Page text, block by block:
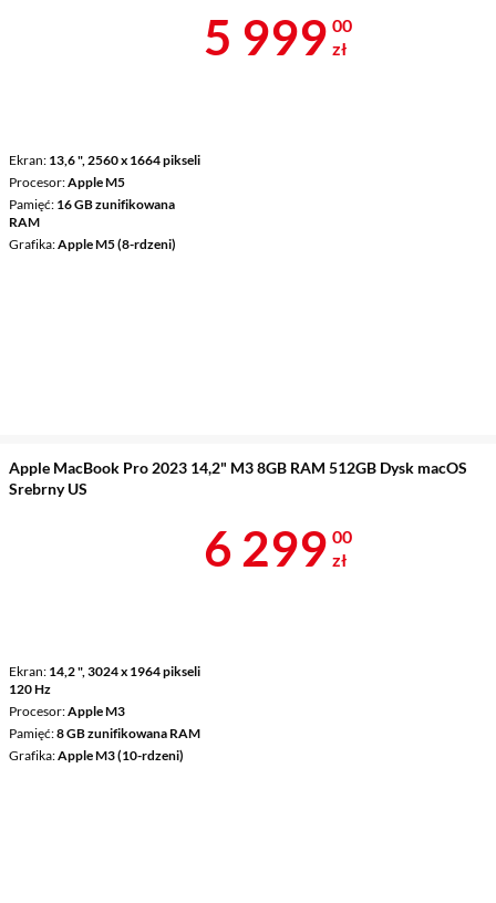
Ekran 13,6 ", 2560 x 1664 pikseli
Procesor Apple M5
Pamięć 16 GB zunifikowana
RAM
Grafika Apple M5 (8-rdzeni)
Cena 5 999 zł
5 999 00
zł
Apple MacBook Pro 2023 14,2" M3 8GB RAM 512GB Dysk macOS
Srebrny US
Ekran 14,2 ", 3024 x 1964 pikseli
120 Hz
Procesor Apple M3
Pamięć 8 GB zunifikowana RAM
Grafika Apple M3 (10-rdzeni)
Cena 6 299 zł
6 299 00
zł